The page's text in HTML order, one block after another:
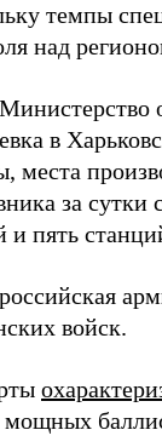
темпы
над
в
места
за сутки
и пять
войск.